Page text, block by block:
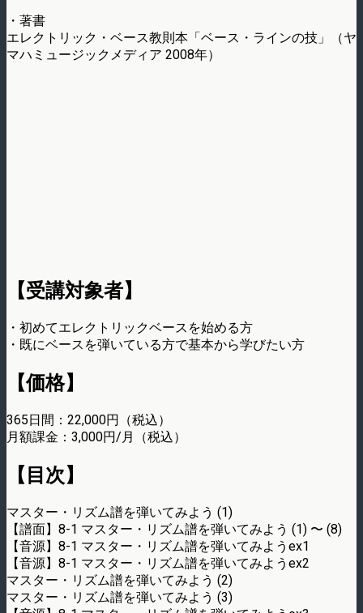
・著書
エレクトリック・ベース教則本「ベース・ラインの技」（ヤ
マハミュージックメディア 2008年）
【受講対象者】
・初めてエレクトリックベースを始める方
・既にベースを弾いている方で基本から学びたい方
【価格】
365日間：22,000円（税込）
月額課金：3,000円/月（税込）
【目次】
マスター・リズム譜を弾いてみよう (1)
【譜面】8-1 マスター・リズム譜を弾いてみよう (1) 〜 (8)
【音源】8-1 マスター・リズム譜を弾いてみようex1
【音源】8-1 マスター・リズム譜を弾いてみようex2
マスター・リズム譜を弾いてみよう (2)
マスター・リズム譜を弾いてみよう (3)